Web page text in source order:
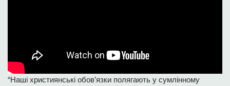
“Наші християнські обов’язки полягають у сумлінному